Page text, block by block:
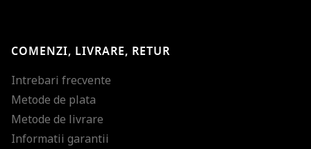
COMENZI, LIVRARE, RETUR
Intrebari frecvente
Metode de plata
Metode de livrare
Informatii garantii